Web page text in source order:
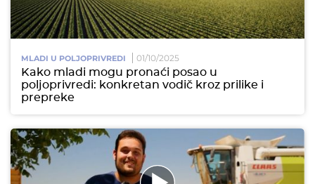
MLADI U POLJOPRIVREDI 01/10/2025
Kako mladi mogu pronaći posao u
poljoprivredi: konkretan vodič kroz prilike i
prepreke